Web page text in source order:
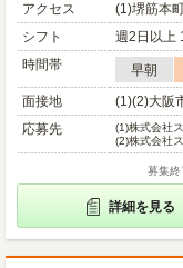
アクセス
(1)堺筋本
シフト
週2日以上
時間帯
早朝
面接地
(1)(2)大阪
応募先
(1)株式会社
(2)株式会社
募集終
詳細を見る